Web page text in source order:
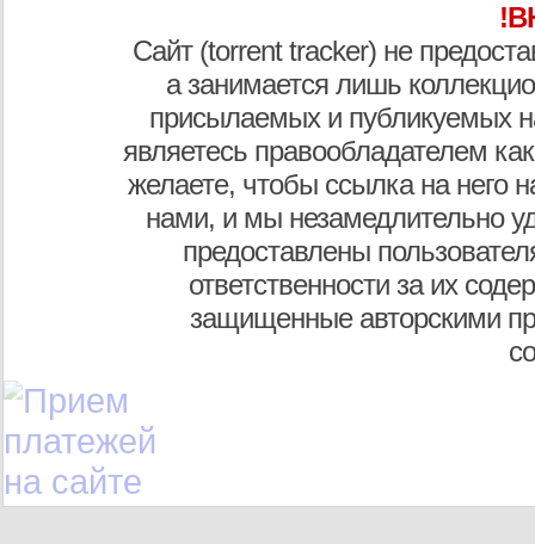
Сайт (torrent tracker) не
а занимается лишь
присылаемых и публикуемых
являетесь правообладателем
желаете, чтобы ссылка на него
нами, и мы незамедлительно
предоставлены
ответственности за их
защищенные авторскими